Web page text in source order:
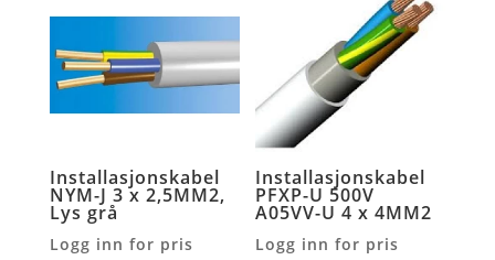
Installasjonskabel
NYM-J 3 x 2,5MM2,
Lys grå
Logg inn for pris
Installasjonskabel
PFXP-U 500V
A05VV-U 4 x 4MM2
Logg inn for pris